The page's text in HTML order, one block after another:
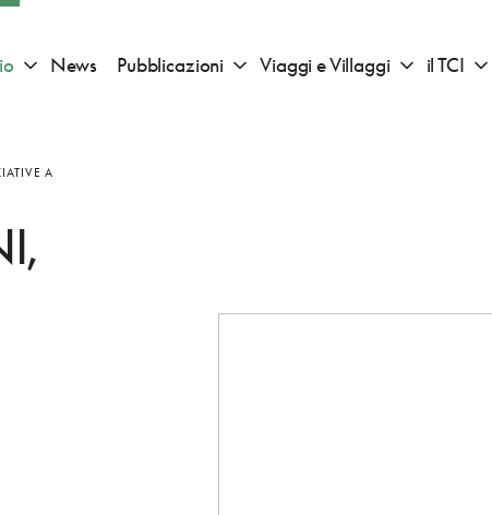
Apri sotto menu "Consigli di viaggio"
News Pubblicazioni Apri sotto menu "Pubblicazioni"
Viaggi e Villaggi Apri sotto
il TCI
A